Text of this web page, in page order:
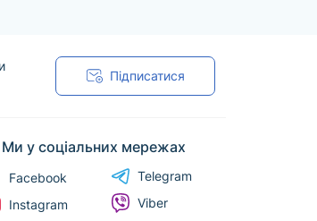
Підписатися
Ми у соціальних мережах
Facebook
Instagram
Telegram
Viber